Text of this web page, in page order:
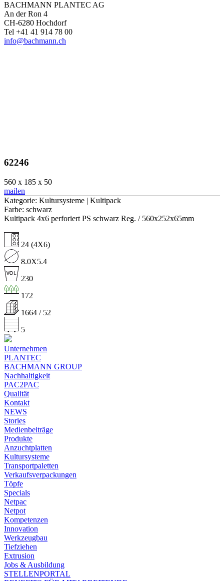
BACHMANN PLANTEC AG
An der Ron 4
CH-6280 Hochdorf
Tel +41 41 914 78 00
info@bachmann.ch
62246
560 x 185 x 50
mailen
Kategorie: Kultursysteme | Kultipack
Farbe: schwarz
Kultipack 4x6 perforiert PS schwarz Reg. / 560x252x65mm
24 (4X6)
8.0X5.4
230
172
1664 / 52
5
Unternehmen
PLANTEC
BACHMANN GROUP
Nachhaltigkeit
PAC2PAC
Qualität
Kontakt
NEWS
Stories
Medienbeiträge
Produkte
Anzuchtplatten
Kultursysteme
Transportpaletten
Verkaufsverpackungen
Töpfe
Specials
Netpac
Netpot
Kompetenzen
Innovation
Werkzeugbau
Tiefziehen
Extrusion
Jobs & Ausbildung
STELLENPORTAL